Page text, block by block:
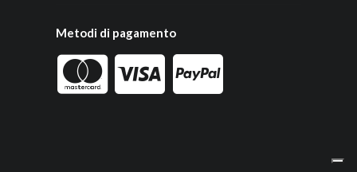
Metodi di pagamento